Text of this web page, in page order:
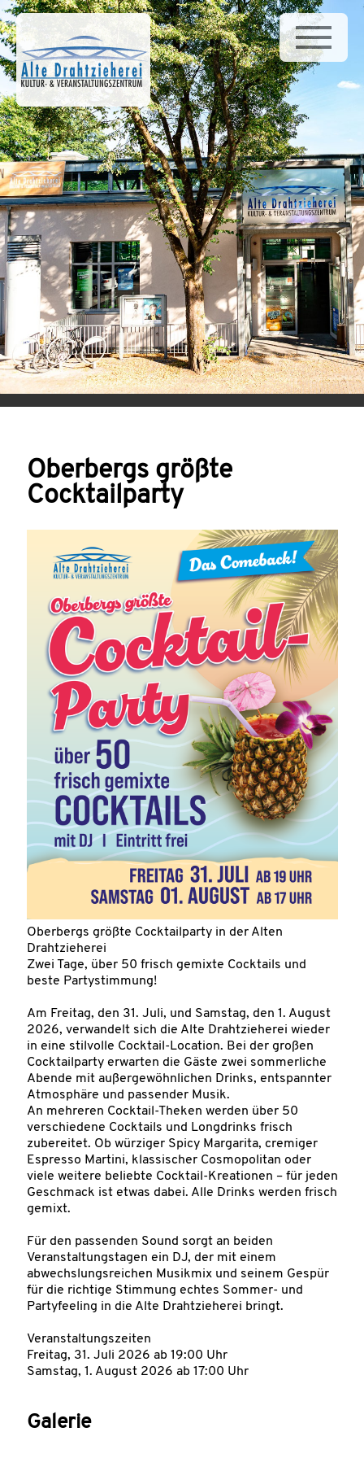
Home
News
Galerie
Venue Infos
Veranstaltungen
Gusto
Bürgerstiftung
Oberbergs größte
Cocktailparty
Oberbergs größte Cocktailparty in der Alten
Drahtzieherei
Zwei Tage, über 50 frisch gemixte Cocktails und
beste Partystimmung!
Am Freitag, den 31. Juli, und Samstag, den 1. August
2026, verwandelt sich die Alte Drahtzieherei wieder
in eine stilvolle Cocktail-Location. Bei der großen
Cocktailparty erwarten die Gäste zwei sommerliche
Abende mit außergewöhnlichen Drinks, entspannter
Atmosphäre und passender Musik.
An mehreren Cocktail-Theken werden über 50
verschiedene Cocktails und Longdrinks frisch
zubereitet. Ob würziger Spicy Margarita, cremiger
Espresso Martini, klassischer Cosmopolitan oder
viele weitere beliebte Cocktail-Kreationen – für jeden
Geschmack ist etwas dabei. Alle Drinks werden frisch
gemixt.
Für den passenden Sound sorgt an beiden
Veranstaltungstagen ein DJ, der mit einem
abwechslungsreichen Musikmix und seinem Gespür
für die richtige Stimmung echtes Sommer- und
Partyfeeling in die Alte Drahtzieherei bringt.
Veranstaltungszeiten
Freitag, 31. Juli 2026 ab 19:00 Uhr
Samstag, 1. August 2026 ab 17:00 Uhr
Galerie